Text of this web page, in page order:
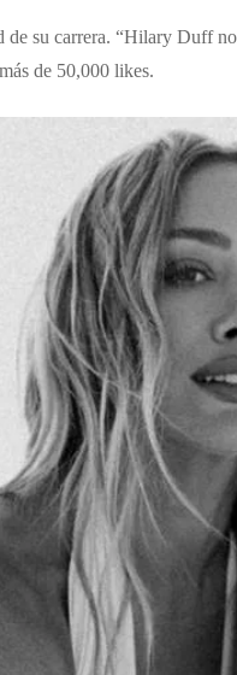
de su carrera. “Hilary Duff
de 50,000 likes.